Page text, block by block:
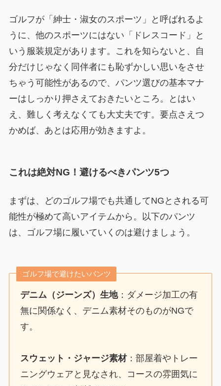
ゴルフが「紳士・淑女のスポーツ」と呼ばれるよ
うに、他のスポーツにはない「ドレスコード」と
いう服装規定があります。これを知らないと、自
分だけじゃなく同伴者にも恥ずかしい思いをさせ
ちゃう可能性があるので、パンツ選びの基本マナ
ーはしっかり押さえておきたいところ。とはい
え、難しく考えなくても大丈夫です。要点さえつ
かめば、あとは応用が効きますよ。
これは絶対NG！避けるべきパンツ5つ
まずは、どのゴルフ場でも共通してNGとされる可
能性が極めて高いアイテムから。以下のパンツ
は、ゴルフ場に履いていくのは避けましょう。
ゴルフ場で避けたいパンツ
デニム（ジーンズ）生地：ダメージ加工の有
無に関係なく、デニム素材そのものがNGで
す。
スウェット・ジャージ素材：部屋着やトレー
ニングウェアと見なされ、コースの雰囲気に